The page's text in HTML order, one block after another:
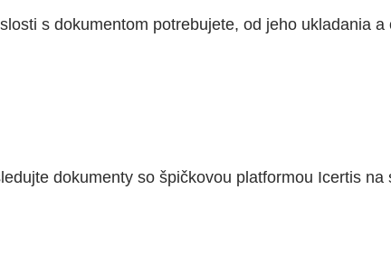
s dokumentom potrebujete, od jeho ukladania
dokumenty so špičkovou platformou Icertis